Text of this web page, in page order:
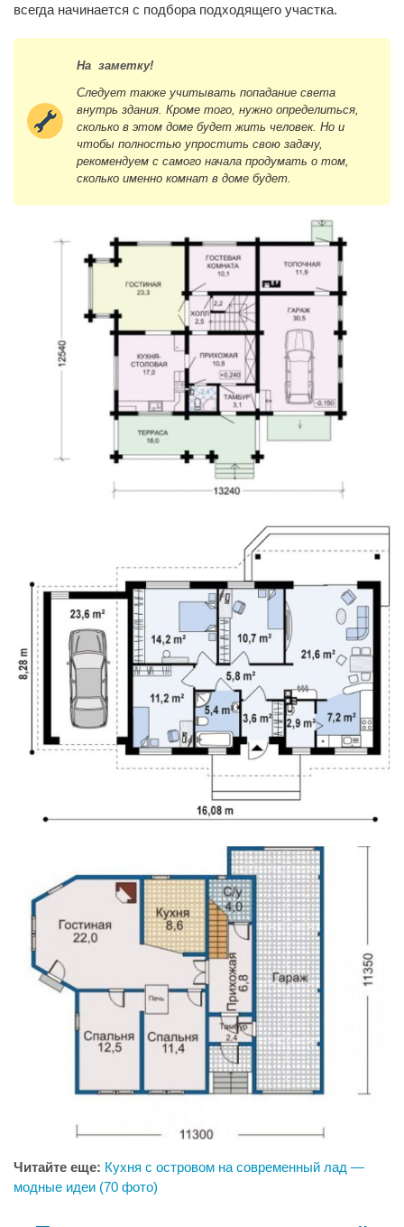
всегда начинается с подбора подходящего участка.
На заметку!
Следует также учитывать попадание света
внутрь здания. Кроме того, нужно определиться,
сколько в этом доме будет жить человек. Но и
чтобы полностью упростить свою задачу,
рекомендуем с самого начала продумать о том,
сколько именно комнат в доме будет.
Читайте еще: Кухня с островом на современный лад —
модные идеи (70 фото)